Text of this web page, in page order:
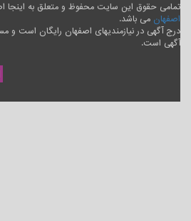
تمامی حقوق این سایت محفوظ و متعلق به اینجا
اصفهان می باشد.
درج آگهی در نیازمندیهای اصفهان رایگان است و
آگهی است.